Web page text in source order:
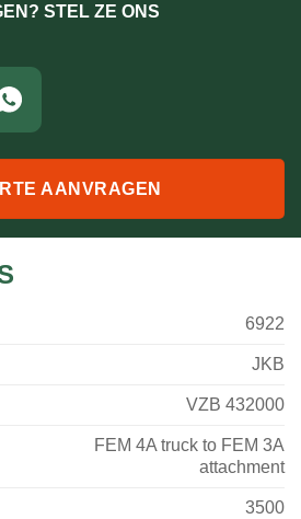
STEL ZE ONS
AANVRAGEN
6922
JKB
VZB 432000
FEM 4A truck to FEM 3A
attachment
3500